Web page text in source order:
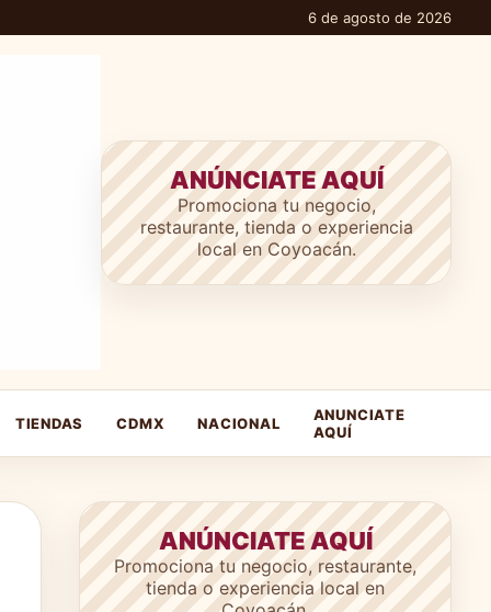
6 de agosto de 2026
ANÚNCIATE AQUÍ
Promociona tu negocio,
restaurante, tienda o experiencia
local en Coyoacán.
TIENDAS CDMX NACIONAL
ANUNCIATE
AQUÍ
ANÚNCIATE AQUÍ
Promociona tu negocio, restaurante,
tienda o experiencia local en